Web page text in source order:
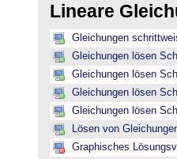
Lineare
Gleichungen
Gleichungen lösen
Gleichungen lösen
Gleichungen lösen
Gleichungen lösen
Lösen von
Graphisches